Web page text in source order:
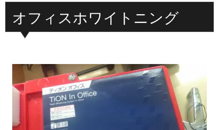
オフィスホワイトニング